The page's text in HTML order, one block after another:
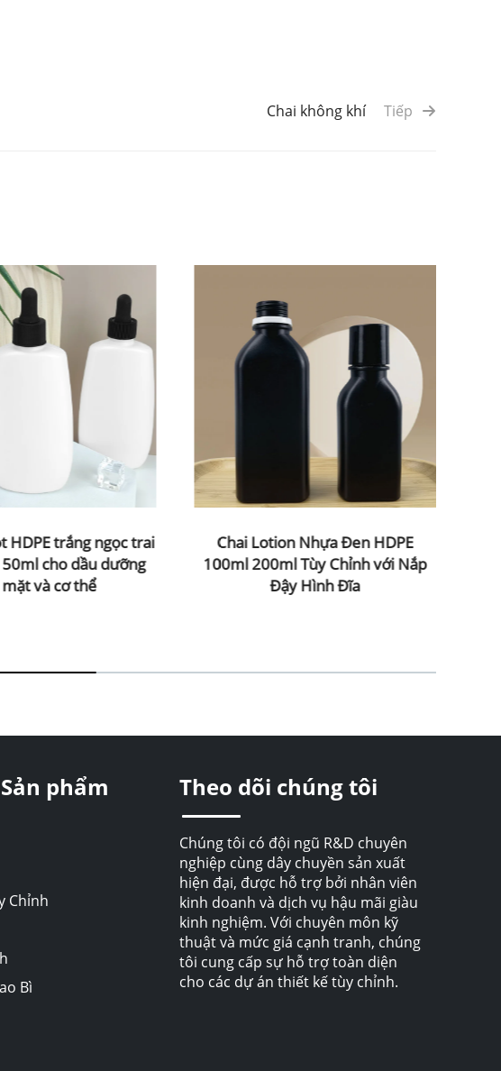
Tiếp
Chai không khí
HDPE trắng ngọc trai
cho dầu dưỡng
và cơ thể
Chai Lotion Nhựa Đen HDPE
100ml 200ml Tùy Chỉnh với Nắp
Đậy Hình Đĩa
phẩm
Chỉnh
Bì
Theo dõi chúng tôi
Chúng tôi có đội ngũ R&D chuyên
nghiệp cùng dây chuyền sản xuất
hiện đại, được hỗ trợ bởi nhân viên
kinh doanh và dịch vụ hậu mãi giàu
kinh nghiệm. Với chuyên môn kỹ
thuật và mức giá cạnh tranh, chúng
tôi cung cấp sự hỗ trợ toàn diện
cho các dự án thiết kế tùy chỉnh.